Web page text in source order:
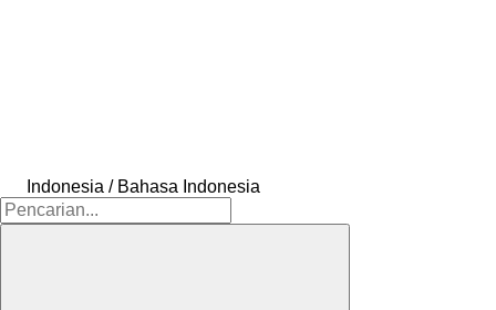
Indonesia / Bahasa Indonesia